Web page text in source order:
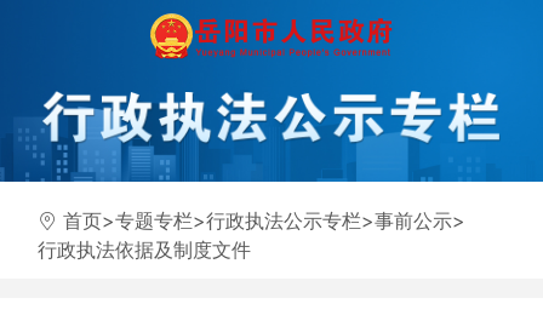
首页>专题专栏>行政执法公示专栏>事前公示>
行政执法依据及制度文件